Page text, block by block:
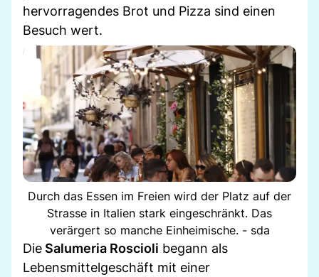
hervorragendes Brot und Pizza sind einen
Besuch wert.
Durch das Essen im Freien wird der Platz auf der
Strasse in Italien stark eingeschränkt. Das
verärgert so manche Einheimische. - sda
DieSalumeria Roscioli begann als
Lebensmittelgeschäft mit einer